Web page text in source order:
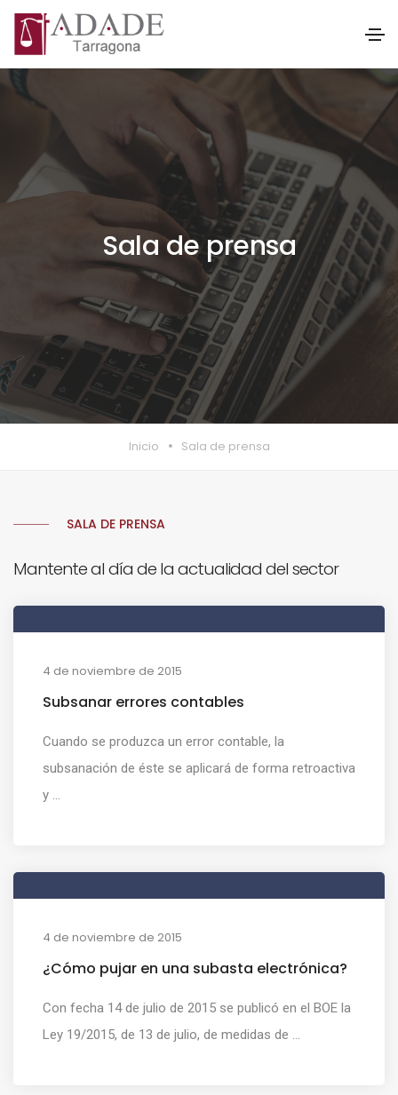
Sala de prensa
Inicio Sala de prensa
SALA DE PRENSA
Mantente al día de la actualidad del sector
4 de noviembre de 2015
Subsanar errores contables
Cuando se produzca un error contable, la
subsanación de éste se aplicará de forma retroactiva
y ...
4 de noviembre de 2015
¿Cómo pujar en una subasta electrónica?
Con fecha 14 de julio de 2015 se publicó en el BOE la
Ley 19/2015, de 13 de julio, de medidas de ...